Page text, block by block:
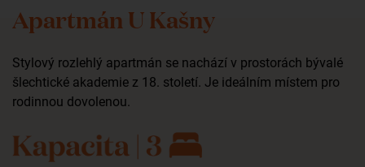
Apartmán U Kašny
Stylový rozlehlý apartmán se nachází v prostorách bývalé
šlechtické akademie z 18. století. Je ideálním místem pro
rodinnou dovolenou.